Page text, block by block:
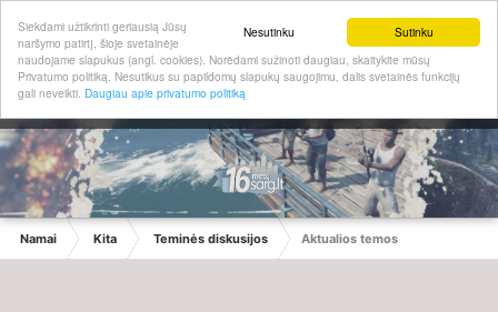
Sutinku
Nesutinku
Siekdami užtikrinti geriausią Jūsų
naršymo patirtį, šioje svetainėje
naudojame slapukus (angl. cookies). Norėdami sužinoti daugiau, skaitykite mūsų
Privatumo politiką. Nesutikus su papildomų slapukų saugojimu, dalis svetainės funkcijų
gali neveikti. Daugiau apie privatumo politiką
Namai Kita Teminės diskusijos Aktualios temos